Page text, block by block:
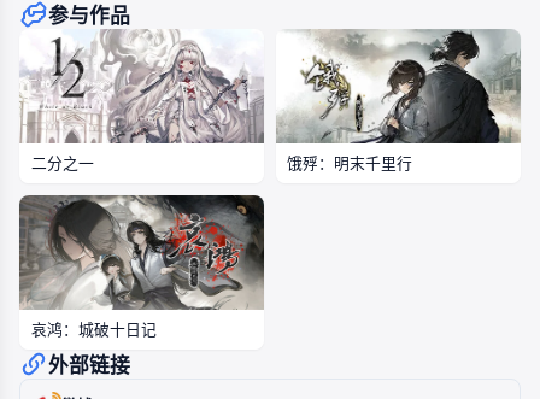
参与作品
二分之一 饿殍：明末千里行
哀鸿：城破十日记
外部链接